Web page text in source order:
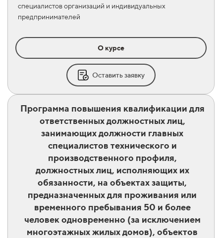
специалистов организаций и индивидуальных
предпринимателей
О курсе
Оставить заявку
Программа повышения квалификации для
ответственных должностных лиц,
занимающих должности главных
специалистов технического и
производственного профиля,
должностных лиц, исполняющих их
обязанности, на объектах защиты,
предназначенных для проживания или
временного пребывания 50 и более
человек одновременно (за исключением
многоэтажных жилых домов), объектов